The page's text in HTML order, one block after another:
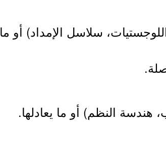
سلاسل الإمداد) أو ما
النظم) أو ما يعادلها.